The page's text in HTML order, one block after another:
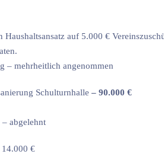
auf 5.000 €
– mehrheitlich angenommen
Schulturnhalle – 90.000 €
abgelehnt
€